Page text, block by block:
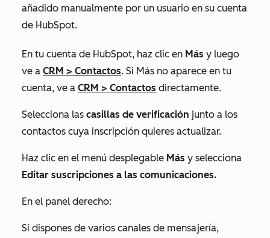
añadido manualmente por un usuario en su cuenta
de HubSpot.
En tu cuenta de HubSpot, haz clic en Más y luego
ve a CRM > Contactos. Si Más no aparece en tu
cuenta, ve a CRM > Contactos directamente.
Selecciona las casillas de verificación junto a los
contactos cuya inscripción quieres actualizar.
Haz clic en el menú desplegable Más y selecciona
Editar suscripciones a las comunicaciones.
En el panel derecho:
Si dispones de varios canales de mensajería,